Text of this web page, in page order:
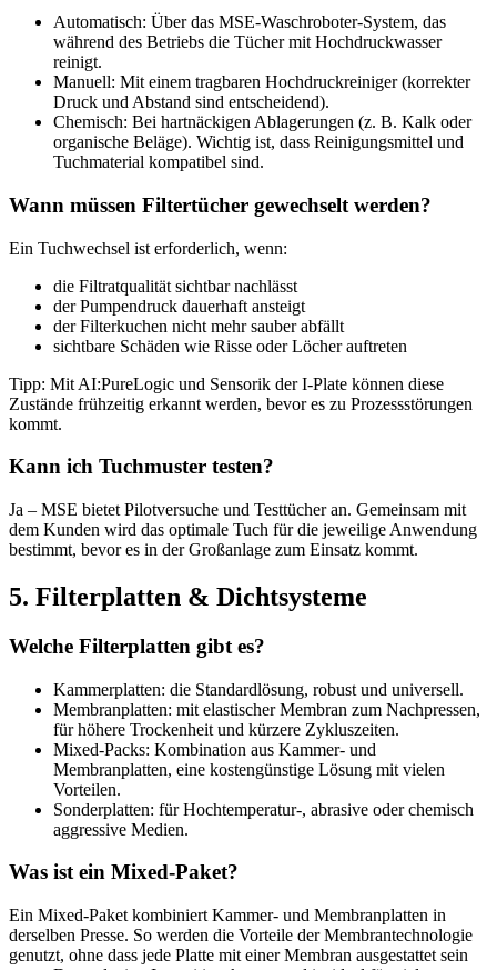
Automatisch: Über das MSE-Waschroboter-System, das
während des Betriebs die Tücher mit Hochdruckwasser
reinigt.
Manuell: Mit einem tragbaren Hochdruckreiniger (korrekter
Druck und Abstand sind entscheidend).
Chemisch: Bei hartnäckigen Ablagerungen (z. B. Kalk oder
organische Beläge). Wichtig ist, dass Reinigungsmittel und
Tuchmaterial kompatibel sind.
Wann müssen Filtertücher gewechselt werden?
Ein Tuchwechsel ist erforderlich, wenn:
die Filtratqualität sichtbar nachlässt
der Pumpendruck dauerhaft ansteigt
der Filterkuchen nicht mehr sauber abfällt
sichtbare Schäden wie Risse oder Löcher auftreten
Tipp: Mit AI:PureLogic und Sensorik der I-Plate können diese
Zustände frühzeitig erkannt werden, bevor es zu Prozessstörungen
kommt.
Kann ich Tuchmuster testen?
Ja – MSE bietet Pilotversuche und Testtücher an. Gemeinsam mit
dem Kunden wird das optimale Tuch für die jeweilige Anwendung
bestimmt, bevor es in der Großanlage zum Einsatz kommt.
5. Filterplatten & Dichtsysteme
Welche Filterplatten gibt es?
Kammerplatten: die Standardlösung, robust und universell.
Membranplatten: mit elastischer Membran zum Nachpressen,
für höhere Trockenheit und kürzere Zykluszeiten.
Mixed-Packs: Kombination aus Kammer- und
Membranplatten, eine kostengünstige Lösung mit vielen
Vorteilen.
Sonderplatten: für Hochtemperatur-, abrasive oder chemisch
aggressive Medien.
Was ist ein Mixed-Paket?
Ein Mixed-Paket kombiniert Kammer- und Membranplatten in
derselben Presse. So werden die Vorteile der Membrantechnologie
genutzt, ohne dass jede Platte mit einer Membran ausgestattet sein